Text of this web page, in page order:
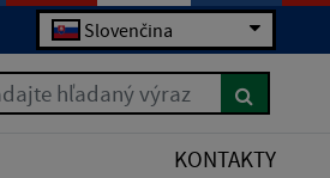
Slovenčina
hľadaný výraz
KONTAKTY